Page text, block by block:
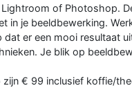
of Photoshop.
in je beeldbewerking.
er een mooi resultaat
Je blik op
€ 99 inclusief koffie/